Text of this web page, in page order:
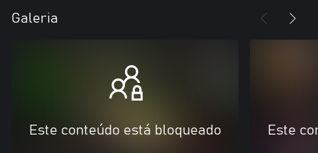
Galeria
Este conteúdo está bloqueado Este